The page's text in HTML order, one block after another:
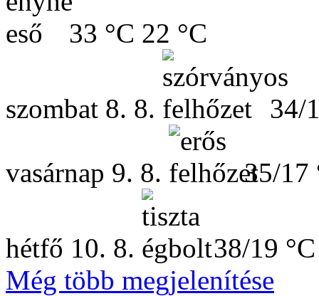
33 °C 22 °C
szombat 8. 8. 34/
vasárnap 9. 8. 35/17
hétfő 10. 8.
38/19 °C
Még több megjelenítése